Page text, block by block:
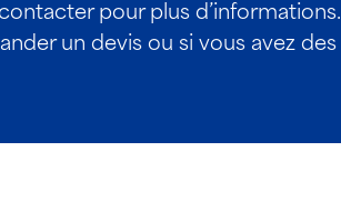
pour plus d’informations.
un devis ou si vous avez des